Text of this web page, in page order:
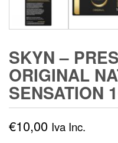
SKYN –
ORIGINAL
SENSATION
€10,00 Iva Inc.